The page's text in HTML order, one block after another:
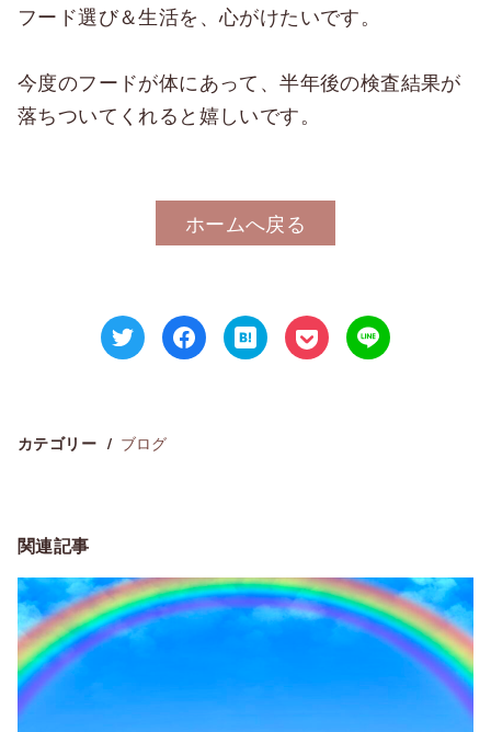
フード選び＆生活を、心がけたいです。
今度のフードが体にあって、半年後の検査結果が
落ちついてくれると嬉しいです。
ホームへ戻る
カテゴリー ブログ
関連記事